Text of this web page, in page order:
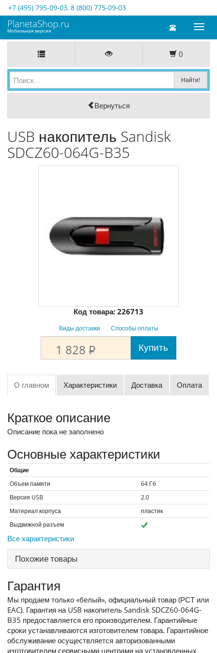
+7 (495) 795-09-03, 8 (800) 775-09-03
Toggle
PlanetaShop.ru
Мобильная версия
0
Вернуться
USB накопитель Sandisk
SDCZ60-064G-B35
Код товара: 226713
Виды доставки Способы оплаты
1 828 P Купить
О главном Характеристики Доставка Оплата
Краткое описание
Описание пока не заполнено
Основные характеристики
Общие
Объем памяти
64 Гб
Версия USB
2.0
Материал корпуса
пластик
Выдвижной разъем
Все характеристики
Похожие товары
Гарантия
Мы продаем только «белый», официальный товар (РСТ или
EAC). Гарантия на USB накопитель Sandisk SDCZ60-064G-
B35 предоставляется его производителем. Гарантийные
сроки устанавливаются изготовителем товара. Гарантийное
обслуживание осуществляется авторизованными
изготовителем сервисными центрами на установленных